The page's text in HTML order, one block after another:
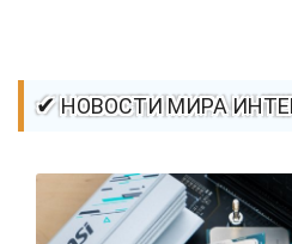
✔ НОВОСТИ МИРА